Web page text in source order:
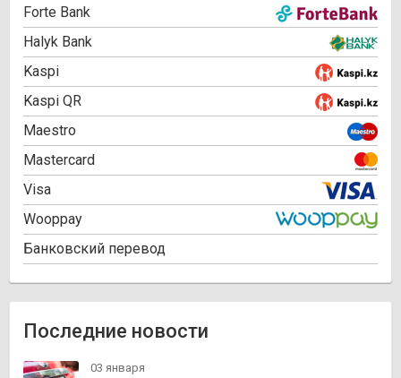
Forte Bank
Halyk Bank
Kaspi
Kaspi QR
Maestro
Mastercard
Visa
Wooppay
Банковский перевод
Последние новости
03 января